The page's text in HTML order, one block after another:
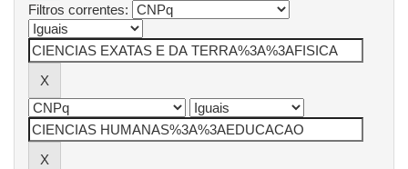
Filtros correntes: